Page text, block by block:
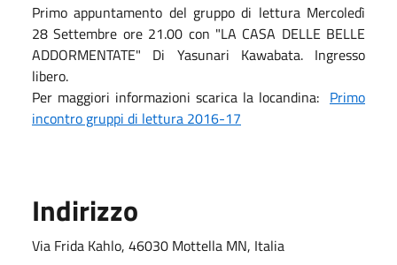
Primo appuntamento del gruppo di lettura Mercoledì
28 Settembre ore 21.00 con "LA CASA DELLE BELLE
ADDORMENTATE" Di Yasunari Kawabata. Ingresso
libero.
Per maggiori informazioni scarica la locandina: Primo
incontro gruppi di lettura 2016-17
Indirizzo
Via Frida Kahlo, 46030 Mottella MN, Italia